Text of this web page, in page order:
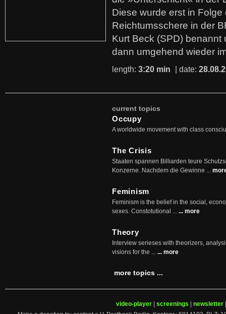
Diese wurde erst in
Reichtumsschere in der
Kurt Beck (SPD)
dann umgehend wieder
length: 3:20 min | date:
current topics
Occupy
A worldwide movement with class
The Crisis
Staaten spannen Billiarden teure
Konzerne. Nachdem die Gewinne ...
Feminism
Feminism is the belief in the social,
sexes. Constotutional ... ... more
Theory
Interview serieses with theorizers,
visions for the ... ... more
more topics ...
video-player screenings newsletter